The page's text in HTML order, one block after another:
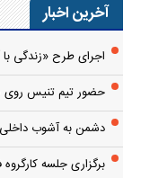
آخرین اخبار
اجرای طرح «زندگی
حضور تیم تنیس روی
دشمن به آشوب
برگزاری جلسه